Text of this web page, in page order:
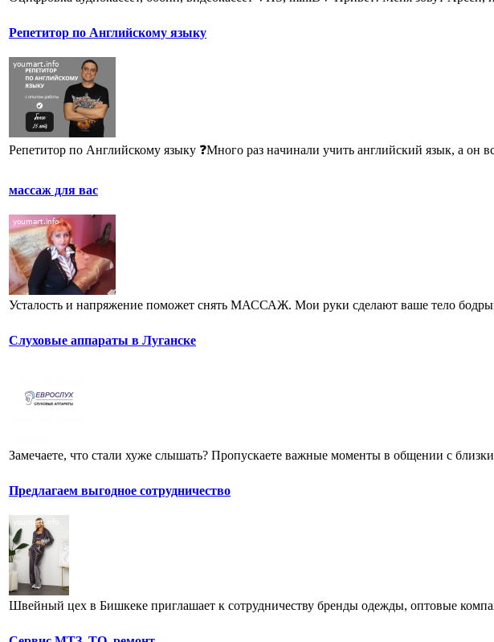
Репетитор по Английскому языку
Репетитор по Английскому языку ❓Много раз нaчинaли учить aнглийский язык, а он
массаж для вас
Усталость и напряжение поможет снять МАССАЖ. Мои руки сделают ваше тело
Слуховые аппараты в Луганске
Замечаете, что стали хуже слышать? Пропускаете важные моменты в общении с
Предлагаем выгодное сотрудничество
Швейный цех в Бишкеке приглашает к сотрудничеству бренды одежды, оптовые